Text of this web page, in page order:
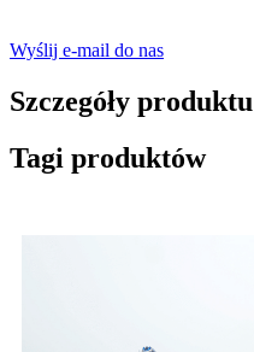
Wyślij e-mail do nas
Szczegóły produktu
Tagi produktów